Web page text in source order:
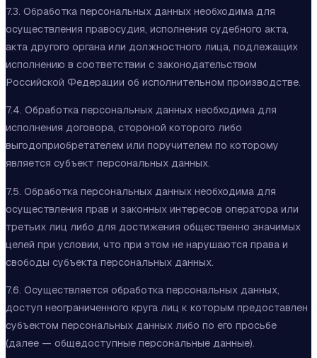
7.3. Обработка персональных данных необходима для
осуществления правосудия, исполнения судебного акта,
акта другого органа или должностного лица, подлежащих
исполнению в соответствии с законодательством
Российской Федерации об исполнительном производстве.
7.4. Обработка персональных данных необходима для
исполнения договора, стороной которого либо
выгодоприобретателем или поручителем по которому
является субъект персональных данных.
7.5. Обработка персональных данных необходима для
осуществления прав и законных интересов оператора или
третьих лиц либо для достижения общественно значимых
целей при условии, что при этом не нарушаются права и
свободы субъекта персональных данных.
7.6. Осуществляется обработка персональных данных,
доступ неограниченного круга лиц к которым предоставлен
субъектом персональных данных либо по его просьбе
(далее — общедоступные персональные данные).